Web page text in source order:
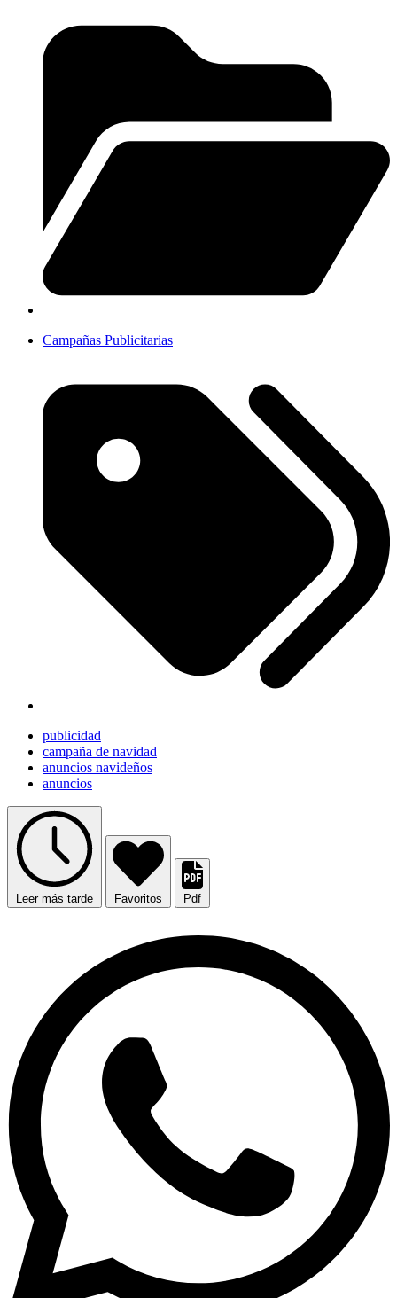
Campañas Publicitarias
publicidad
campaña de navidad
anuncios navideños
anuncios
Leer más tarde Favoritos Pdf